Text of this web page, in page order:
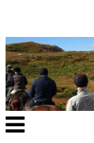
Veksle
navigasjon